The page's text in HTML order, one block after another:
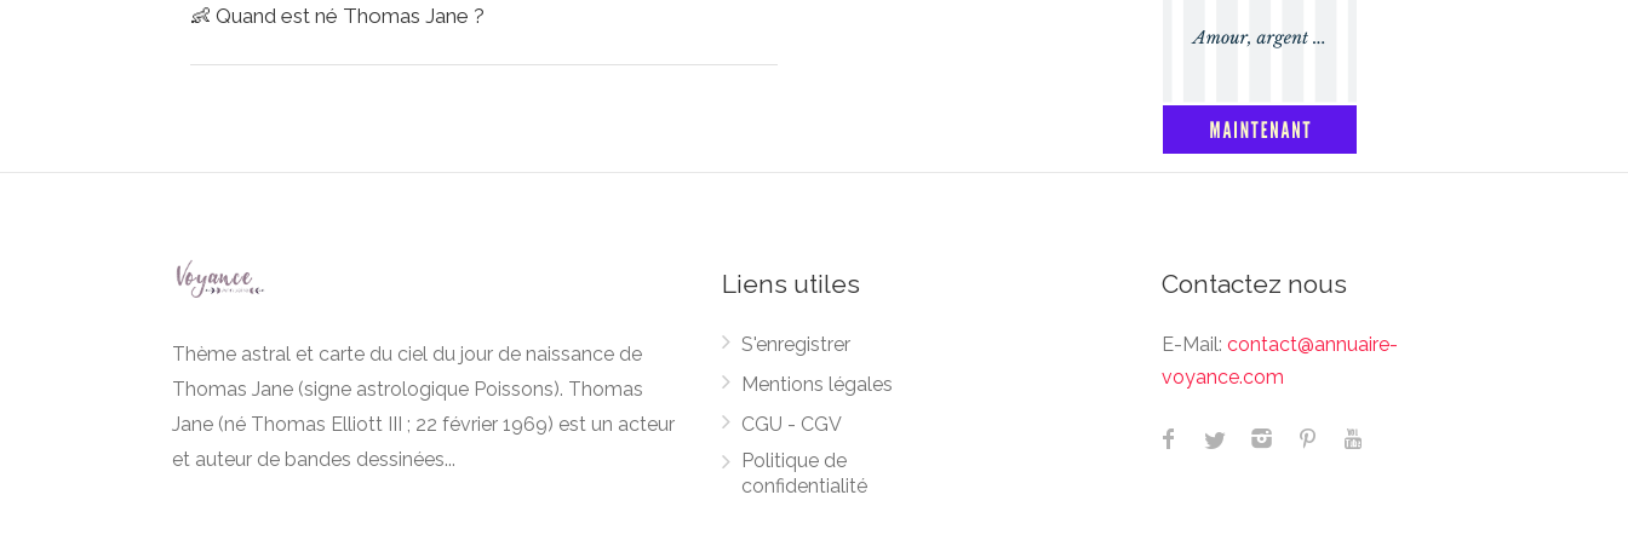
👶 Quand est né Thomas Jane ?
Thème astral et carte du ciel du jour de naissance de
Thomas Jane (signe astrologique Poissons). Thomas
Jane (né Thomas Elliott III ; 22 février 1969) est un acteur
et auteur de bandes dessinées...
Liens utiles
S'enregistrer
Mentions légales
CGU - CGV
Politique de
confidentialité
Contactez nous
E-Mail: contact@annuaire-
voyance.com